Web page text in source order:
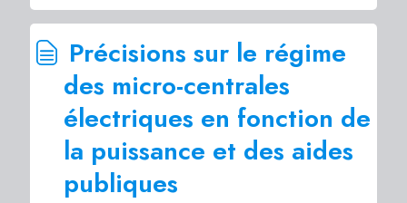
Précisions sur le régime
des micro-centrales
électriques en fonction de
la puissance et des aides
publiques